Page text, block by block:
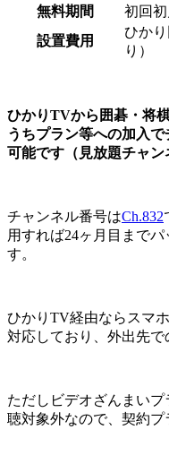
無料期間
初回初
設置費用
ひか
り）
ひかりTVから囲碁・将
うちプラン等への加入
可能です（見放題チャン
チャンネル番号はCh.832
用すれば24ヶ月目まで
す。
ひかりTV経由ならスマ
対応しており、外出先で
ただしビデオざんまい
聴対象外なので、契約プ